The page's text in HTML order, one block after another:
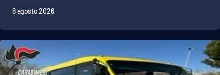
Cultura
Economia e Lavoro
Politica
6 agosto 2026